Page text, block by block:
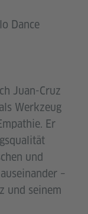
Dance
Juan-Cruz
Werkzeug
Er
und
–
und seinem